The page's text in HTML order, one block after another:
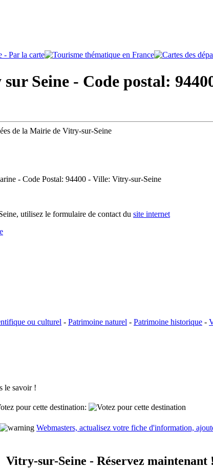
Seine - Code postal:
de la Mairie de Vitry-sur-Seine
- Code Postal: 94400 - Ville: Vitry-sur-Seine
utilisez le formulaire de contact du site internet
ou culturel - Patrimoine naturel - Patrimoine historique -
le savoir !
pour cette destination:
Webmasters, actualisez votre fiche d'information,
Vitry-sur-Seine - Réservez maintenant